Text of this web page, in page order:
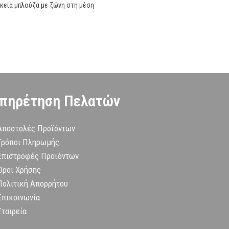
μπλούζα με ζώνη στη μέση
Πελατών
Προϊόντων
Πληρωμής
Προϊόντων
Χρήσης
Απορρήτου